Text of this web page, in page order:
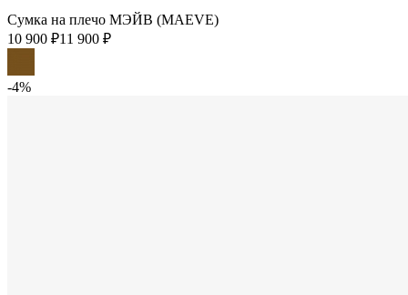
Сумка на плечо МЭЙВ (MAEVE)
10 900 ₽11 900 ₽
-4%